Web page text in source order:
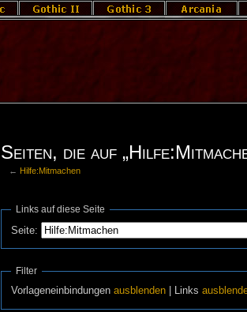
Seiten, die auf
← Hilfe:Mitmachen
Links auf diese Seite
Seite:
Filter
Vorlageneinbindungenausblenden | Links